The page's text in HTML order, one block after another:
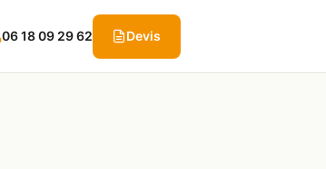
06 18 09 29 62 Devis